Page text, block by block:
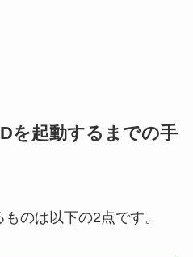
を起動するまでの手
のは以下の2点です。